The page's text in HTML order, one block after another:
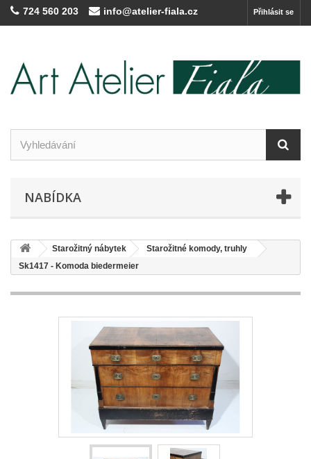
Přihlásit se
724 560 203 info@atelier-fiala.cz
NABÍDKA
Starožitný nábytek
Starožitné komody, truhly
Sk1417 - Komoda biedermeier